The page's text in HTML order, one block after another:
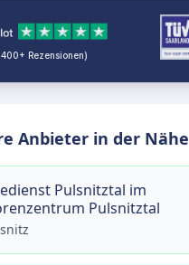
Rezensionen)
Anbieter in der Nähe
Pulsnitztal im
Pulsnitztal